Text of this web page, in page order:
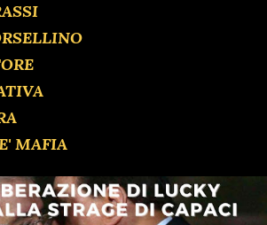
MAFIA